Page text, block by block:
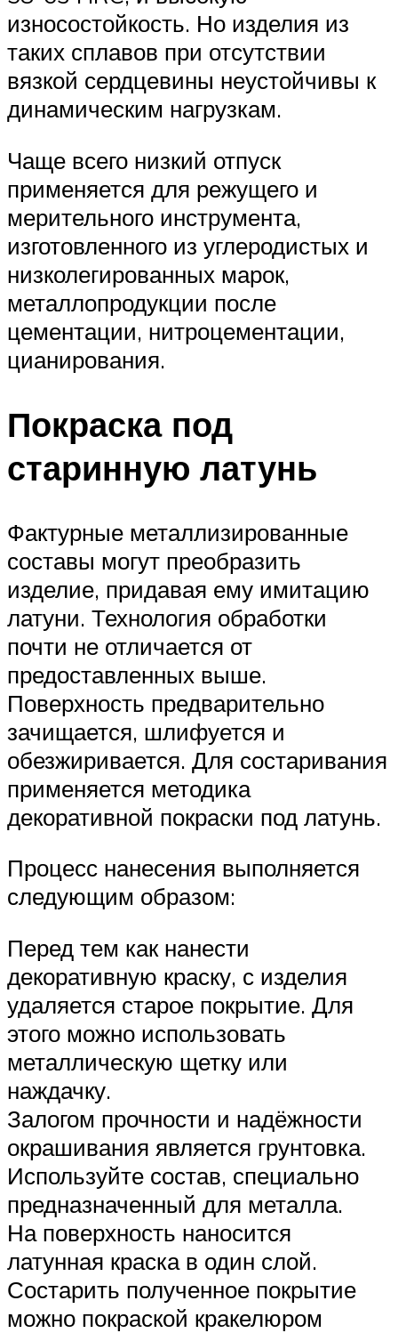
износостойкость. Но изделия из
таких сплавов при отсутствии
вязкой сердцевины неустойчивы к
динамическим нагрузкам.
Чаще всего низкий отпуск
применяется для режущего и
мерительного инструмента,
изготовленного из углеродистых и
низколегированных марок,
металлопродукции после
цементации, нитроцементации,
цианирования.
Покраска под
старинную латунь
Фактурные металлизированные
составы могут преобразить
изделие, придавая ему имитацию
латуни. Технология обработки
почти не отличается от
предоставленных выше.
Поверхность предварительно
зачищается, шлифуется и
обезжиривается. Для состаривания
применяется методика
декоративной покраски под латунь.
Процесс нанесения выполняется
следующим образом:
Перед тем как нанести
декоративную краску, с изделия
удаляется старое покрытие. Для
этого можно использовать
металлическую щетку или
наждачку.
Залогом прочности и надёжности
окрашивания является грунтовка.
Используйте состав, специально
предназначенный для металла.
На поверхность наносится
латунная краска в один слой.
Состарить полученное покрытие
можно покраской кракелюром